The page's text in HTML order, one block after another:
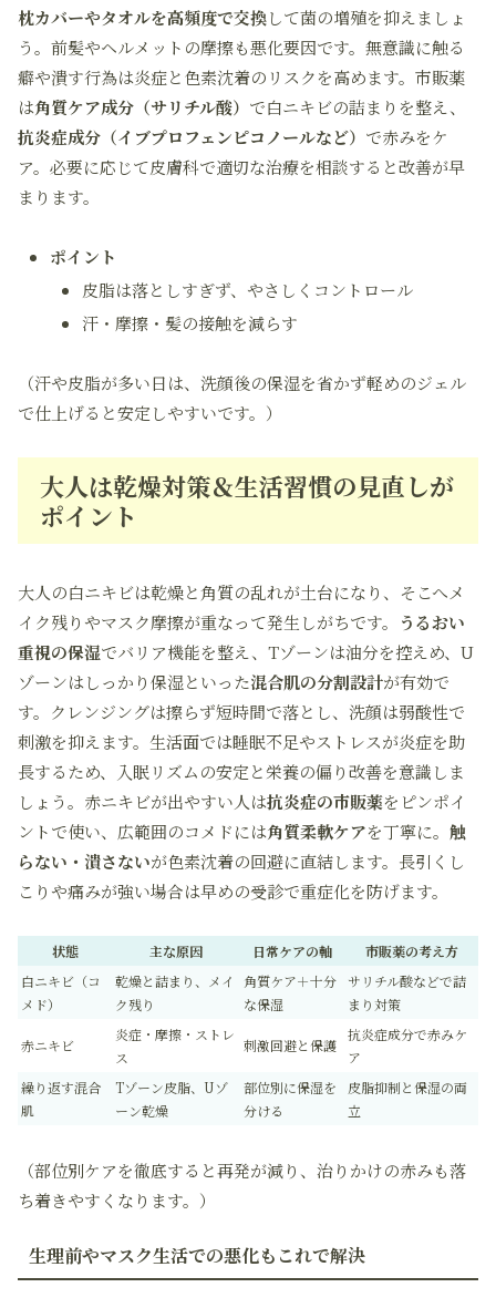
枕カバーやタオルを高頻度で交換して菌の増殖を抑えましょ
う。前髪やヘルメットの摩擦も悪化要因です。無意識に触る
癖や潰す行為は炎症と色素沈着のリスクを高めます。市販薬
は角質ケア成分（サリチル酸） で白ニキビの詰まりを整え、
抗炎症成分（イブプロフェンピコノールなど） で赤みをケ
ア。必要に応じて皮膚科で適切な治療を相談すると改善が早
まります。
ポイント
皮脂は落としすぎず、やさしくコントロール
汗・摩擦・髪の接触を減らす
（汗や皮脂が多い日は、洗顔後の保湿を省かず軽めのジェル
で仕上げると安定しやすいです。）
大人は乾燥対策＆生活習慣の見直しが
ポイント
大人の白ニキビは乾燥と角質の乱れが土台になり、そこへメ
イク残りやマスク摩擦が重なって発生しがちです。
うるおい
重視の保湿でバリア機能を整え、Tゾーンは油分を控えめ、U
ゾーンはしっかり保湿といった混合肌の分割設計が有効で
す。クレンジングは擦らず短時間で落とし、洗顔は弱酸性で
刺激を抑えます。生活面では睡眠不足やストレスが炎症を助
長するため、入眠リズムの安定と栄養の偏り改善を意識しま
しょう。赤ニキビが出やすい人は抗炎症の市販薬をピンポイ
ントで使い、広範囲のコメドには角質柔軟ケアを丁寧に。 触
らない・潰さないが色素沈着の回避に直結します。長引くし
こりや痛みが強い場合は早めの受診で重症化を防げます。
状態 主な原因 日常ケアの軸
市販薬の考え方
白ニキビ（コ
メド）
乾燥と詰まり、メイ
ク残り
角質ケア＋十分
な保湿
サリチル酸などで詰
まり対策
赤ニキビ
炎症・摩擦・ストレ
ス
刺激回避と保護
抗炎症成分で赤みケ
ア
繰り返す混合
肌
Tゾーン皮脂、Uゾ
ーン乾燥
部位別に保湿を
分ける
皮脂抑制と保湿の両
立
（部位別ケアを徹底すると再発が減り、治りかけの赤みも落
ち着きやすくなります。）
生理前やマスク生活での悪化もこれで解決